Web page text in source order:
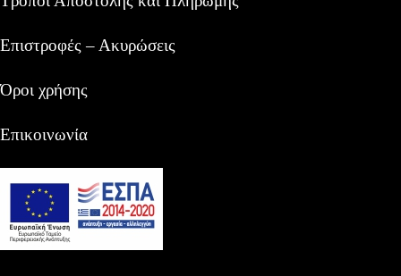
Επιστροφές – Ακυρώσεις
Όροι χρήσης
Επικοινωνία